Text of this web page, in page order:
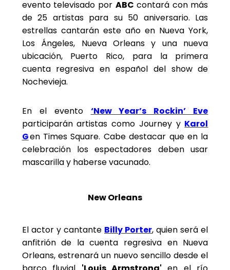
evento televisado por ABC contará con más
de 25 artistas para su 50 aniversario. Las
estrellas cantarán este año en Nueva York,
Los Ángeles, Nueva Orleans y una nueva
ubicación, Puerto Rico, para la primera
cuenta regresiva en español del show de
Nochevieja.
En el evento ‘New Year’s Rockin’ Eve
participarán artistas como Journey y Karol
Gen Times Square. Cabe destacar que en la
celebración los espectadores deben usar
mascarilla y haberse vacunado.
New Orleans
El actor y cantante Billy Porter, quien será el
anfitrión de la cuenta regresiva en Nueva
Orleans, estrenará un nuevo sencillo desde el